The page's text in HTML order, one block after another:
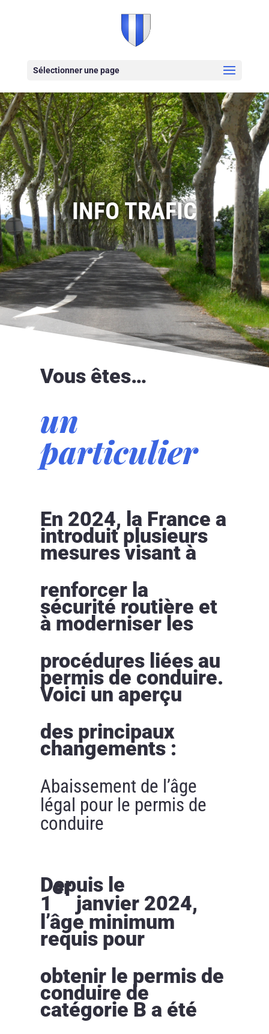
Sélectionner une page
INFO TRAFIC
Vous êtes…
un
particulier
En 2024, la France a
introduit plusieurs
mesures visant à
renforcer la
sécurité routière et
à moderniser les
procédures liées au
permis de conduire.
Voici un aperçu
des principaux
changements :
Abaissement de l’âge
légal pour le permis de
conduire
Depuis le
1
er
janvier 2024,
l’âge minimum
requis pour
obtenir le permis de
conduire de
catégorie B a été